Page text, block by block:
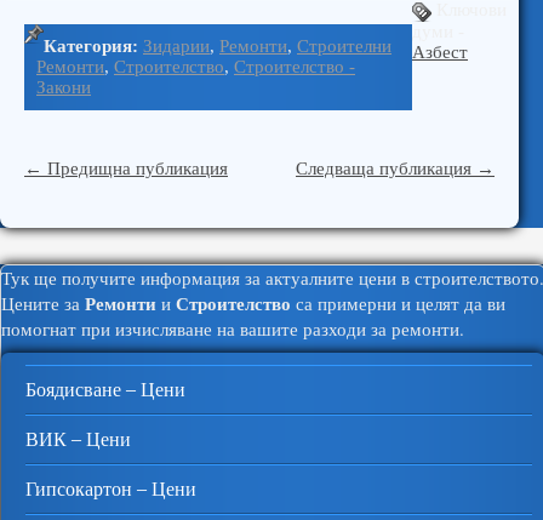
Категория: Зидарии, Ремонти, Строителни
Ремонти, Строителство, Строителство -
Закони
Азбест
← Предищна публикация Следваща публикация →
Тук ще получите информация за актуалните цени в строителството.
Цените за Ремонти и Строителство са примерни и целят да ви
помогнат при изчисляване на вашите разходи за ремонти.
Боядисване – Цени
ВИК – Цени
Гипсокартон – Цени